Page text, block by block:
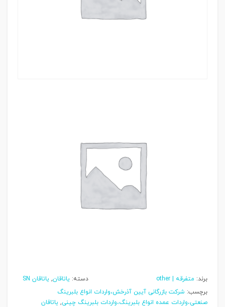
برند: متفرقه | other دسته: یاتاقان, یاتاقان SN
برچسب: شرکت بازرگانی آیین آذرخش،واردات انواع بلبرینگ
صنعتی،واردات عمده انواع بلبرینگ،واردات بلبرینگ چینی, یاتاقان